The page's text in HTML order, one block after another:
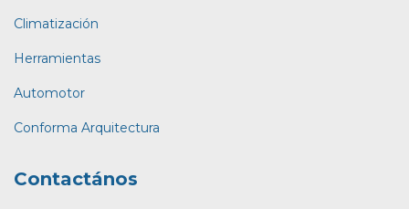
Climatización
Herramientas
Automotor
Conforma Arquitectura
Contactános